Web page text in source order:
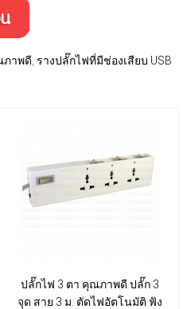
ภาพดี รางปลั๊กไฟที่มีช่องเสียบ USB
ปลั๊กไฟ 3 ตา คุณภาพดี ปลั๊ก 3
จุด สาย 3 ม. ตัดไฟอัตโนมัติ ฟัง